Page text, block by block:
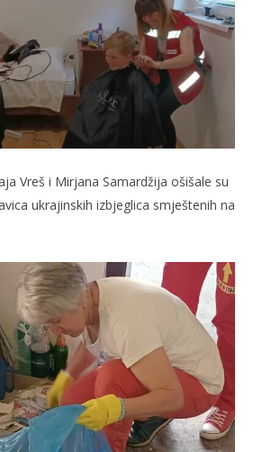
Vreš i Mirjana Samardžija ošišale su
ukrajinskih izbjeglica smještenih na